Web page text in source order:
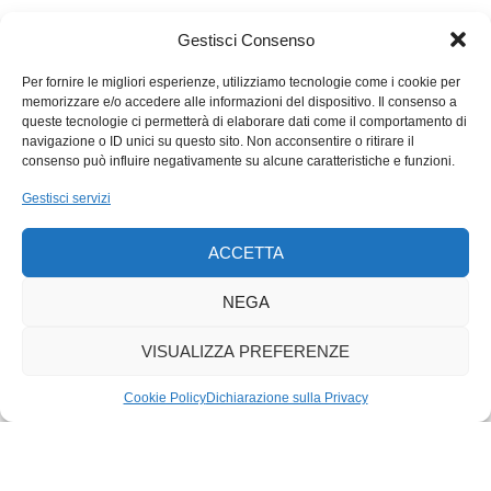
Gestisci Consenso
Per fornire le migliori esperienze, utilizziamo tecnologie come i cookie per
memorizzare e/o accedere alle informazioni del dispositivo. Il consenso a
queste tecnologie ci permetterà di elaborare dati come il comportamento di
navigazione o ID unici su questo sito. Non acconsentire o ritirare il
consenso può influire negativamente su alcune caratteristiche e funzioni.
Gestisci servizi
ACCETTA
NEGA
VISUALIZZA PREFERENZE
Cookie PolicyDichiarazione sulla Privacy
della popolazione che se la guerra dovesse proseguire rischia
di sfarinarsi, di non più auto-sostentarsi senza l’ausilio di
sussidi e quindi di precipitare nei segmenti bassi della piramide
sociale. La politica dovrà prima o poi decidersi a intervenire per